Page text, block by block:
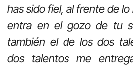
has sido fiel, al frente de
entra en el gozo de tu
también el de los dos
dos talentos me